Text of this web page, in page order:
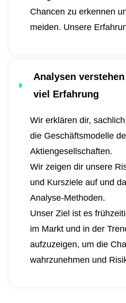
Chancen zu erkennen
meiden. Unsere
Analysen
viel Erfahrung
Wir erklären dir,
die Geschäftsmodelle
Aktiengesellschaften.
Wir zeigen dir unsere
und Kursziele auf und
Analyse-Methoden.
Unser Ziel ist es
im Markt und in der
aufzuzeigen, um die
wahrzunehmen und